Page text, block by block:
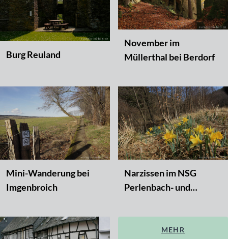
Burg Reuland
November im
Müllerthal bei Berdorf
Mini-Wanderung bei
Imgenbroich
Narzissen im NSG
Perlenbach- und
MEHR